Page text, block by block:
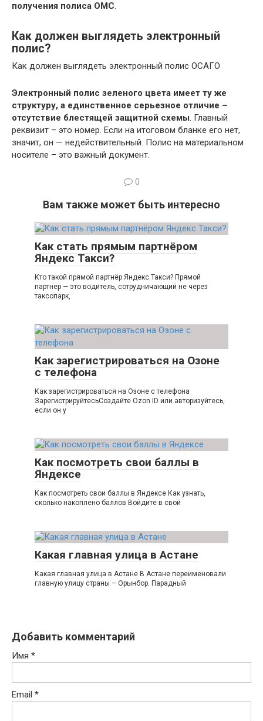
получения полиса ОМС.
Как должен выглядеть электронный
полис?
Как должен выглядеть электронный полис ОСАГО
Электронный полис зеленого цвета имеет ту же
структуру, а единственное серьезное отличие –
отсутствие блестящей защитной схемы. Главный
реквизит – это номер. Если на итоговом бланке его нет,
значит, он — недействительный. Полис на материальном
носителе – это важный документ.
0
Вам также может быть интересно
Как стать прямым партнёром
Яндекс Такси?
Кто такой прямой партнёр Яндекс.Такси? Прямой
партнёр — это водитель, сотрудничающий не через
таксопарк,
Как зарегистрироваться на Озоне
с телефона
Как зарегистрироваться на Озоне с телефона
ЗарегистрируйтесьСоздайте Ozon ID или авторизуйтесь,
если он у
Как посмотреть свои баллы в
Яндексе
Как посмотреть свои баллы в Яндексе Как узнать,
сколько накоплено баллов Войдите в свой
Какая главная улица в Астане
Какая главная улица в Астане В Астане переименовали
главную улицу страны – Орынбор. Парадный
Добавить комментарий
Имя *
Email *